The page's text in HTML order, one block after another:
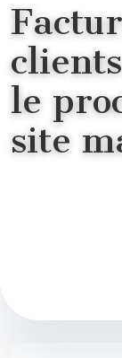
le
site